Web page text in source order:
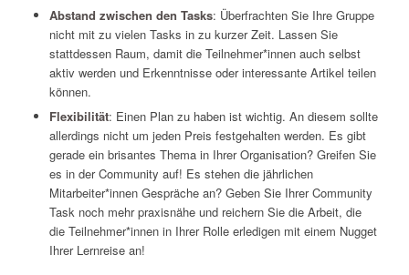
Abstand zwischen den Tasks: Überfrachten Sie Ihre Gruppe
nicht mit zu vielen Tasks in zu kurzer Zeit. Lassen Sie
stattdessen Raum, damit die Teilnehmer*innen auch selbst
aktiv werden und Erkenntnisse oder interessante Artikel teilen
können.
Flexibilität: Einen Plan zu haben ist wichtig. An diesem sollte
allerdings nicht um jeden Preis festgehalten werden. Es gibt
gerade ein brisantes Thema in Ihrer Organisation? Greifen Sie
es in der Community auf! Es stehen die jährlichen
Mitarbeiter*innen Gespräche an? Geben Sie Ihrer Community
Task noch mehr praxisnähe und reichern Sie die Arbeit, die
die Teilnehmer*innen in Ihrer Rolle erledigen mit einem Nugget
Ihrer Lernreise an!